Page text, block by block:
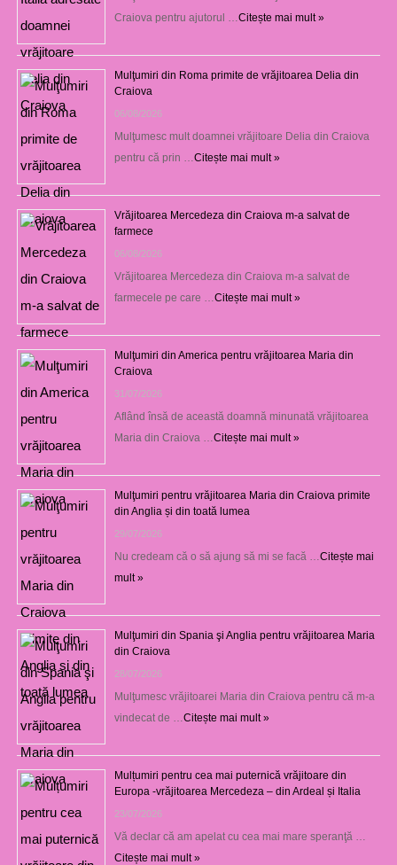
Craiova pentru ajutorul … Citește mai mult »
Mulţumiri din Roma primite de vrăjitoarea Delia din
Craiova
06/08/2026
Mulţumesc mult doamnei vrăjitoare Delia din Craiova
pentru că prin … Citește mai mult »
Vrăjitoarea Mercedeza din Craiova m-a salvat de
farmece
06/08/2026
Vrăjitoarea Mercedeza din Craiova m-a salvat de
farmecele pe care … Citește mai mult »
Mulţumiri din America pentru vrăjitoarea Maria din
Craiova
31/07/2026
Aflând însă de această doamnă minunată vrăjitoarea
Maria din Craiova … Citește mai mult »
Mulţumiri pentru vrăjitoarea Maria din Craiova primite
din Anglia și din toată lumea
29/07/2026
Nu credeam că o să ajung să mi se facă … Citește mai
mult »
Mulţumiri din Spania şi Anglia pentru vrăjitoarea Maria
din Craiova
28/07/2026
Mulţumesc vrăjitoarei Maria din Craiova pentru că m-a
vindecat de … Citește mai mult »
Mulțumiri pentru cea mai puternică vrăjitoare din
Europa -vrăjitoarea Mercedeza – din Ardeal și Italia
23/07/2026
Vă declar că am apelat cu cea mai mare speranţă …
Citește mai mult »